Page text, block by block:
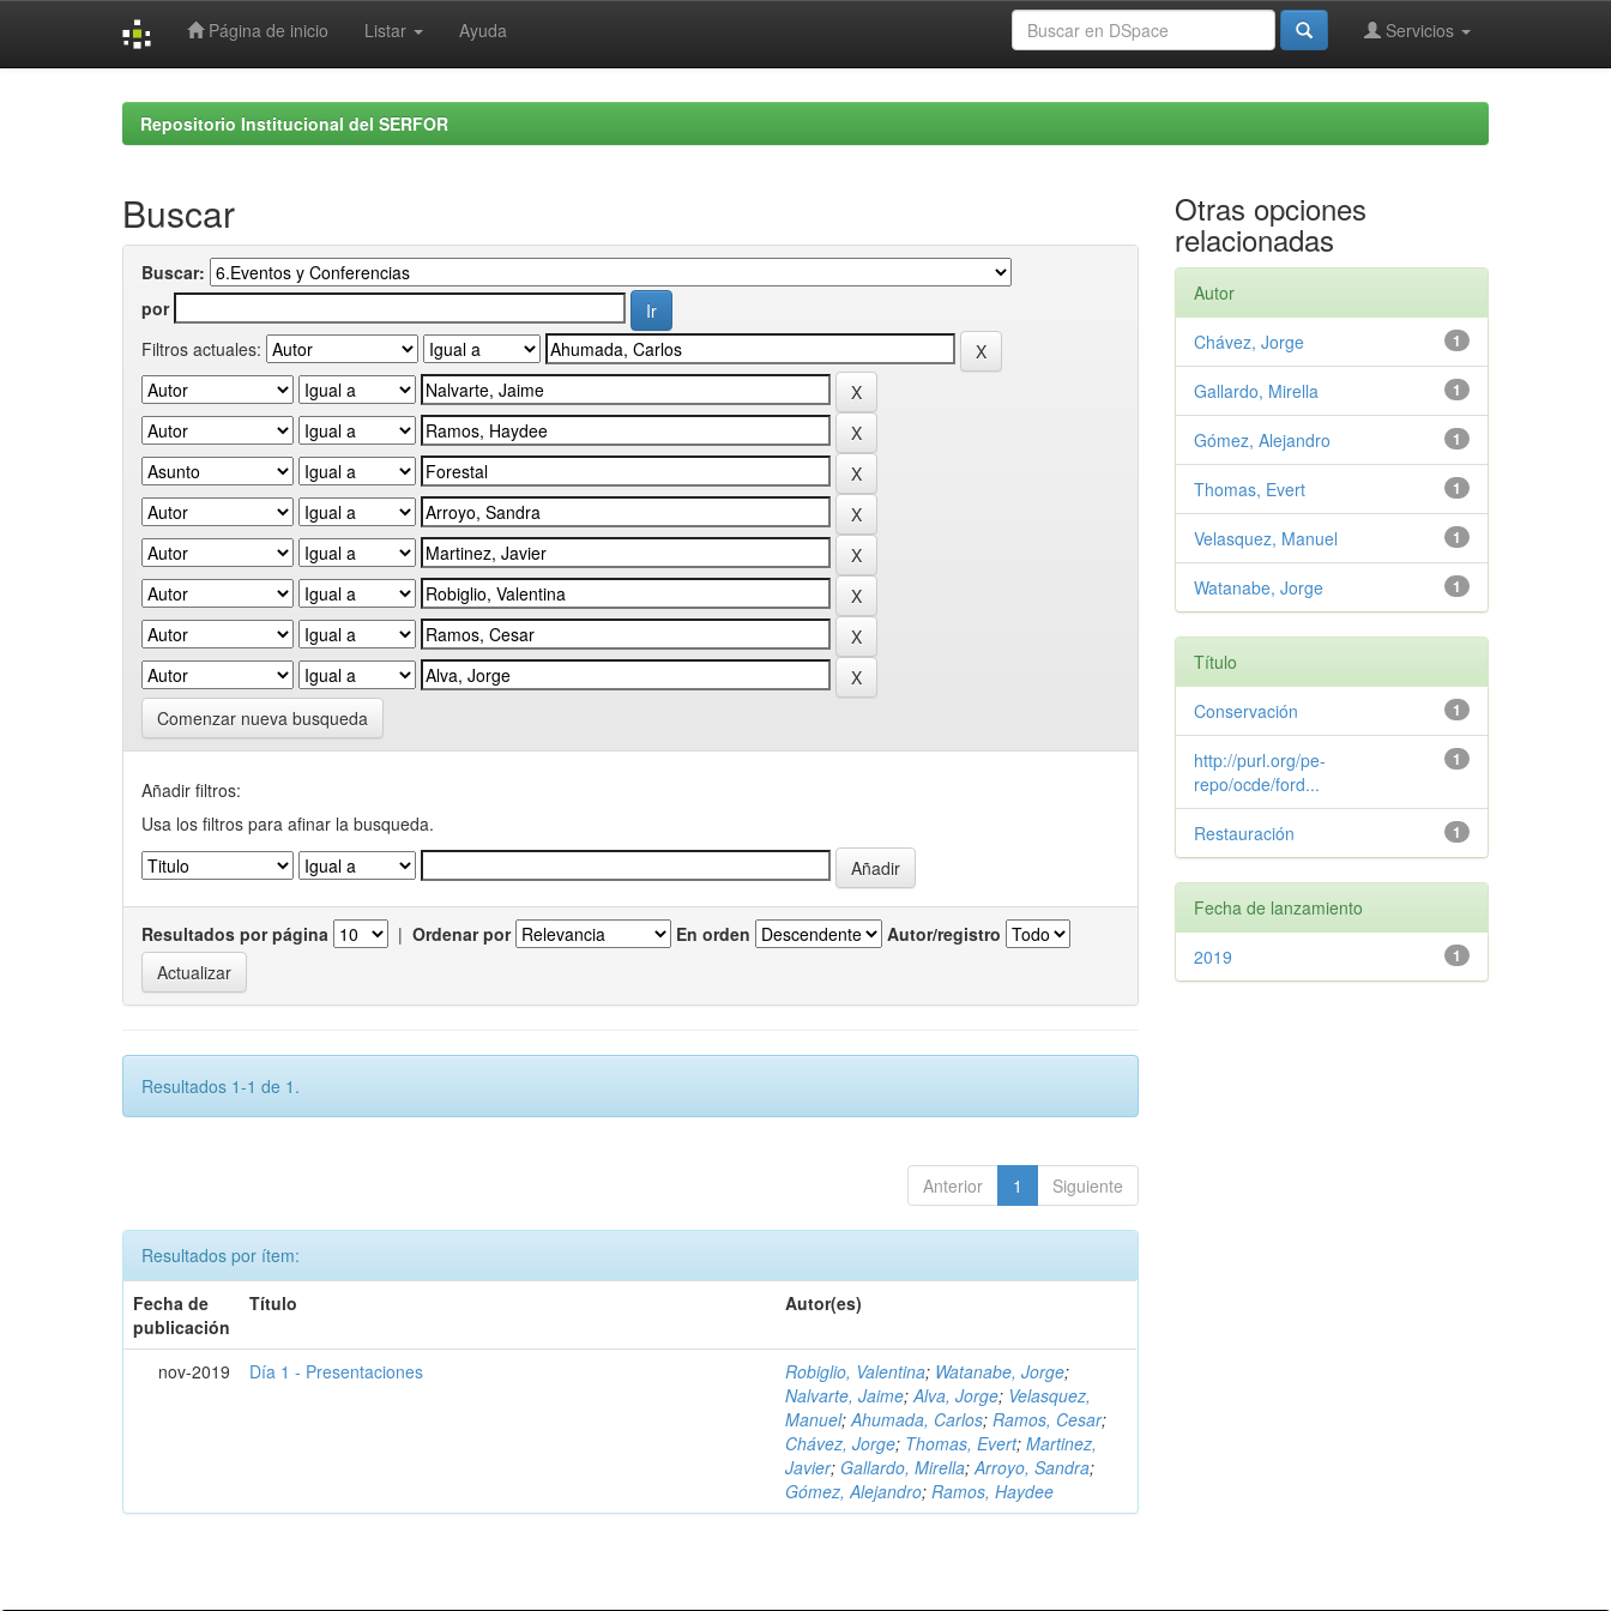
Página de inicio Listar Ayuda Servicios
Repositorio Institucional del SERFOR
Buscar
Buscar:
por
Filtros actuales:
Comenzar nueva busqueda
Añadir filtros:
Usa los filtros para afinar la busqueda.
Resultados por página | Ordenar por En orden Autor/registro
Resultados 1-1 de 1.
Anterior 1 Siguiente
Resultados por ítem:
Fecha de
publicación
Título Autor(es)
nov-2019 Día 1 - Presentaciones Robiglio, Valentina; Watanabe, Jorge;
Nalvarte, Jaime;Alva, Jorge; Velasquez,
Manuel;Ahumada, Carlos;Ramos, Cesar;
Chávez, Jorge; Thomas, Evert;Martinez,
Javier; Gallardo, Mirella;Arroyo, Sandra;
Gómez, Alejandro;Ramos, Haydee
Otras opciones
relacionadas
Autor
1
Chávez, Jorge
1
Gallardo, Mirella
1
Gómez, Alejandro
1
Thomas, Evert
1
Velasquez, Manuel
1
Watanabe, Jorge
Título
1
Conservación
1
http://purl.org/pe-
repo/ocde/ford...
1
Restauración
Fecha de lanzamiento
1
2019